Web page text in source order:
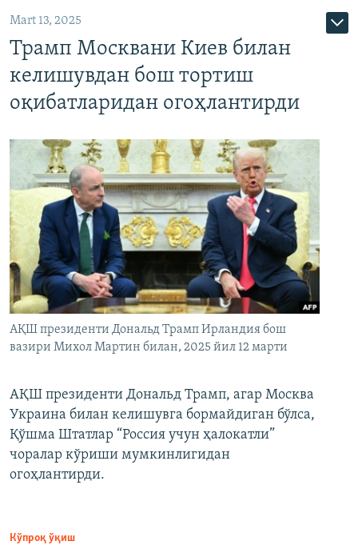
Mart 13, 2025
Трамп Москвани Киев билан
келишувдан бош тортиш
оқибатларидан огоҳлантирди
АҚШ президенти Дональд Трамп Ирландия бош
вазири Михол Мартин билан, 2025 йил 12 марти
АҚШ президенти Дональд Трамп, агар Москва
Украина билан келишувга бормайдиган бўлса,
Қўшма Штатлар “Россия учун ҳалокатли”
чоралар кўриши мумкинлигидан
огоҳлантирди.
Кўпроқ ўқиш